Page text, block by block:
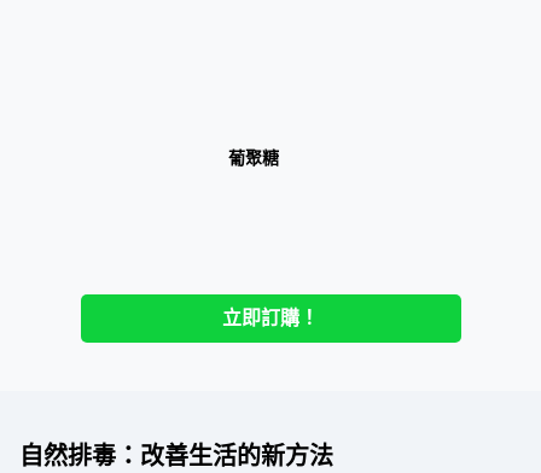
葡聚糖
立即訂購！
自然排毒：改善生活的新方法